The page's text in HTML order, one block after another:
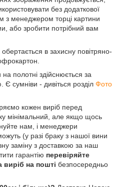
без додаткової
з менеджером торці картини
або зробити потрібний вам
в захисну повітряно-
на полотні здійснюється за
сумніви - дивіться розділ Фото
кожен виріб перед
мінімальний, але якщо щось
нам, і менеджери
(у разі браку з нашої вини
заміну з доставкою за наш
гарантію перевіряйте
виріб на пошті безпосередньо